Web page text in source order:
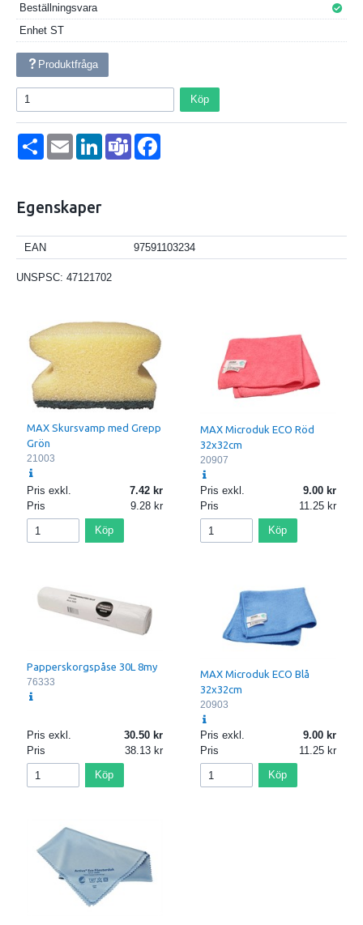
Beställningsvara
Enhet ST
Produktfråga
Köp
Dela Email LinkedInTeams
Egenskaper
EAN 97591103234
UNSPSC: 47121702
MAX Skursvamp med Grepp
Grön
21003
Pris exkl.
7.42
Pris
9.28
Köp
MAX Microduk ECO Röd
32x32cm
20907
Pris exkl.
9.00
Pris
11.25
Köp
Papperskorgspåse 30L 8my
76333
Pris exkl.
30.50
Pris
38.13
Köp
MAX Microduk ECO Blå
32x32cm
20903
Pris exkl.
9.00
Pris
11.25
Köp